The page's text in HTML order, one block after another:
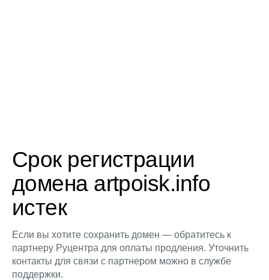
Срок регистрации
домена artpoisk.info
истек
Если вы хотите сохранить домен — обратитесь к
партнеру Руцентра для оплаты продления. Уточнить
контакты для связи с партнером можно в службе
поддержки.